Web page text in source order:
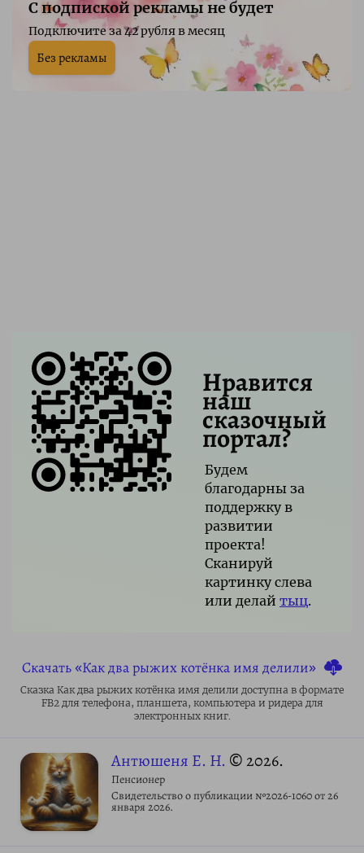
С подпиской рекламы не будет
Подключите за 42 рубля в месяц
Без рекламы
Нравится
наш
сказочный
портал?
Будем
благодарны за
поддержку в
развитии
проекта!
Сканируй
картинку слева
или делай тыц.
Скачать «Как два рыжих котёнка имя делили»
Сказка Как два рыжих котёнка имя делили доступна в формате
FB2 для телефона, планшета, компьютера и ридера для
электронных книг.
Антюшеня Е. Н. © 2026.
Пенсионер
Свидетельство о публикации №2026-1060 от 26
января 2026.